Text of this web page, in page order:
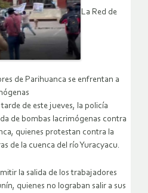
La Red de
de Parihuanca se enfrentan a
de este jueves, la policía
de bombas lacrimógenas contra
quienes protestan contra la
de la cuenca del río Yuracyacu.
la salida de los trabajadores
quienes no lograban salir a sus